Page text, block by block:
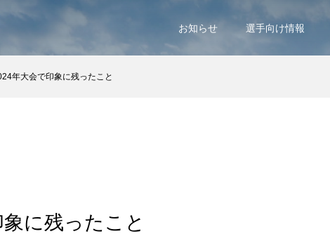
お知らせ 選手向け情報
年大会で印象に残ったこと
に残ったこと